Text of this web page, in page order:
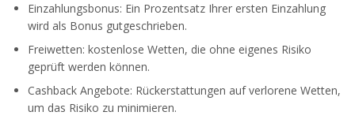
Einzahlungsbonus: Ein Prozentsatz Ihrer ersten Einzahlung
wird als Bonus gutgeschrieben.
Freiwetten: kostenlose Wetten, die ohne eigenes Risiko
geprüft werden können.
Cashback Angebote: Rückerstattungen auf verlorene Wetten,
um das Risiko zu minimieren.